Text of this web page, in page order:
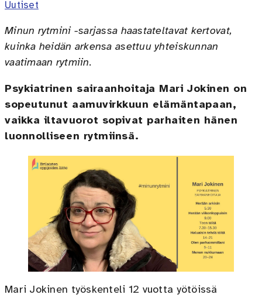
Uutiset
Minun rytmini -sarjassa haastateltavat kertovat,
kuinka heidän arkensa asettuu yhteiskunnan
vaatimaan rytmiin.
Psykiatrinen sairaanhoitaja Mari Jokinen on
sopeutunut aamuvirkkuun elämäntapaan,
vaikka iltavuorot sopivat parhaiten hänen
luonnolliseen rytmiinsä.
Mari Jokinen työskenteli 12 vuotta yötöissä